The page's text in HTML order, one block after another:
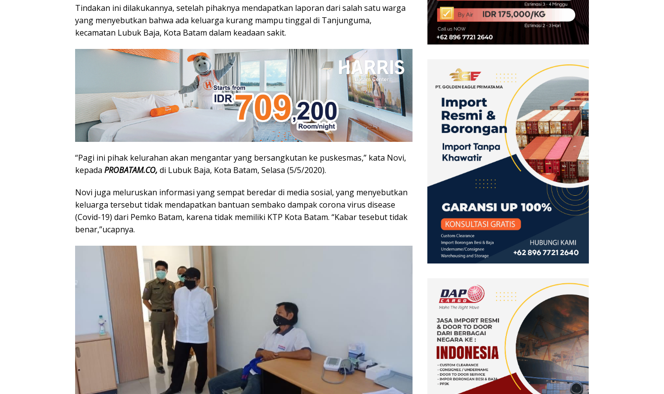
Tindakan ini dilakukannya, setelah pihaknya mendapatkan laporan dari salah satu warga
yang menyebutkan bahwa ada keluarga kurang mampu tinggal di Tanjunguma,
kecamatan Lubuk Baja, Kota Batam dalam keadaan sakit.
“Pagi ini pihak kelurahan akan mengantar yang bersangkutan ke puskesmas,” kata Novi,
kepada PROBATAM.CO, di Lubuk Baja, Kota Batam, Selasa (5/5/2020).
Novi juga meluruskan informasi yang sempat beredar di media sosial, yang menyebutkan
keluarga tersebut tidak mendapatkan bantuan sembako dampak corona virus disease
(Covid-19) dari Pemko Batam, karena tidak memiliki KTP Kota Batam. “Kabar tesebut tidak
benar,”ucapnya.